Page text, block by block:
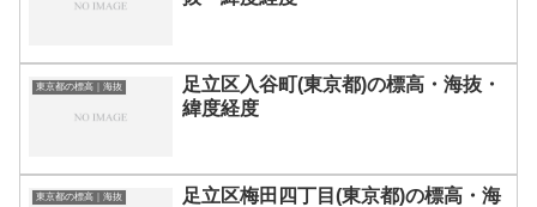
東京都の標高｜海抜
足立区入谷町(東京都)の標高・海抜・
緯度経度
東京都の標高｜海抜
足立区梅田四丁目(東京都)の標高・海